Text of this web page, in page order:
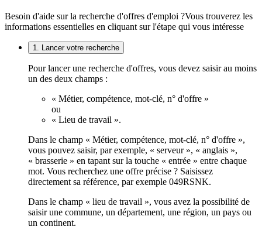
Besoin d'aide sur la recherche d'offres d'emploi ?Vous trouverez les
informations essentielles en cliquant sur l'étape qui vous intéresse
1. Lancer votre recherche
Pour lancer une recherche d'offres, vous devez saisir au moins
un des deux champs :
« Métier, compétence, mot-clé, n° d'offre »
ou
« Lieu de travail ».
Dans le champ « Métier, compétence, mot-clé, n° d'offre »,
vous pouvez saisir, par exemple, « serveur », « anglais »,
« brasserie » en tapant sur la touche « entrée » entre chaque
mot. Vous recherchez une offre précise ? Saisissez
directement sa référence, par exemple 049RSNK.
Dans le champ « lieu de travail », vous avez la possibilité de
saisir une commune, un département, une région, un pays ou
un continent.